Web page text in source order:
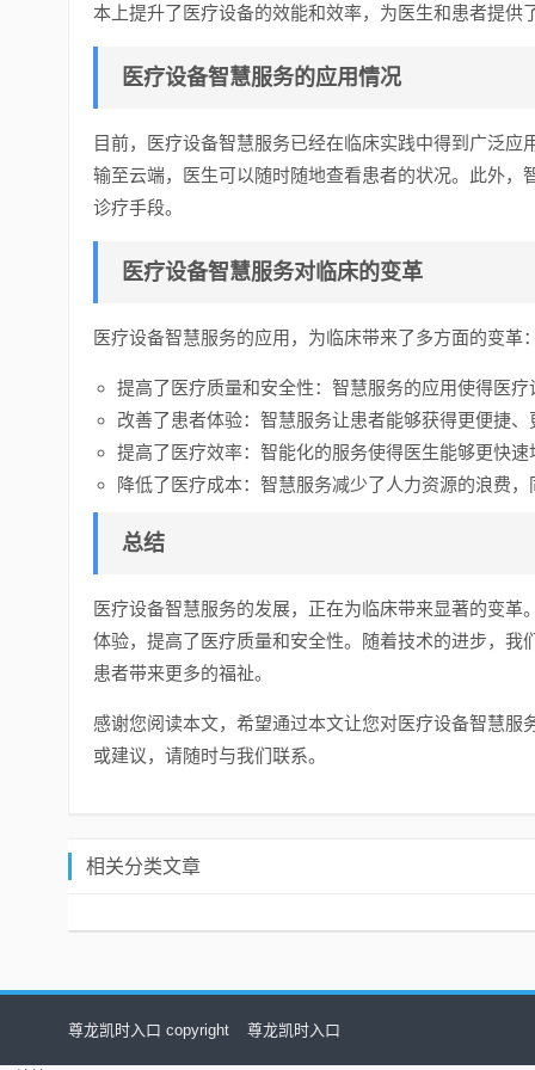
本上提升了医疗设备的效能和效率，为医生和患者提供
医疗设备智慧服务的应用情况
目前，医疗设备智慧服务已经在临床实践中得到广泛
输至云端，医生可以随时随地查看患者的状况。此外
诊疗手段。
医疗设备智慧服务对临床的变革
医疗设备智慧服务的应用，为临床带来了多方面的变革
提高了医疗质量和安全性：智慧服务的应用使得医
改善了患者体验：智慧服务让患者能够获得更便捷
提高了医疗效率：智能化的服务使得医生能够更快
降低了医疗成本：智慧服务减少了人力资源的浪费
总结
医疗设备智慧服务的发展，正在为临床带来显著的变
体验，提高了医疗质量和安全性。随着技术的进步，
患者带来更多的福祉。
感谢您阅读本文，希望通过本文让您对医疗设备智慧
或建议，请随时与我们联系。
相关分类文章
尊龙凯时入口 copyright 尊龙凯时入口